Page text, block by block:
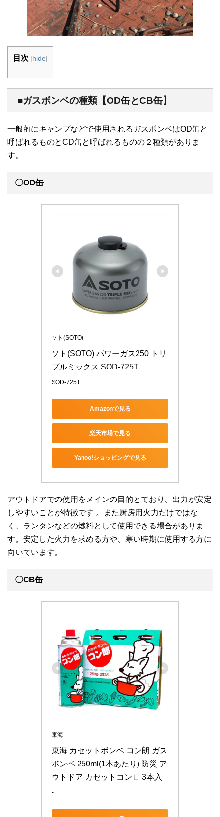
目次 [hide]
■ガスボンベの種類【OD缶とCB缶】
一般的にキャンプなどで使用されるガスボンベはOD缶と
呼ばれるものとCD缶と呼ばれるものの２種類がありま
す。
〇OD缶
ソト(SOTO)
ソト(SOTO) パワーガス250 トリ
プルミックス SOD-725T
SOD-725T
Amazonで見る
楽天市場で見る
Yahoo!ショッピングで見る
アウトドアでの使用をメインの目的とており、出力が安定
しやすいことが特徴です 。また厨房用火力だけではな
く、ランタンなどの燃料として使用できる場合がありま
す。安定した火力を求める方や、寒い時期に使用する方に
向いています。
〇CB缶
東海
東海 カセットボンベ コン朗 ガス
ボンベ 250ml(1本あたり) 防災 ア
ウトドア カセットコンロ 3本入
-